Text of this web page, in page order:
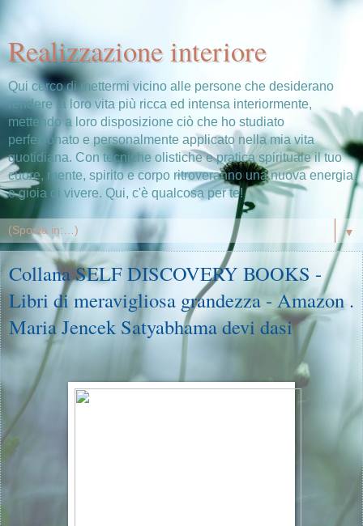
Realizzazione interiore
Qui cerco di mettermi vicino alle persone che desiderano
rendere la loro vita più ricca ed intensa interiormente,
mettendo a loro disposizione ciò che ho studiato
perfezionato e personalmente applicato nella mia vita
quotidiana. Con tecniche olistiche e pratica spirituale il tuo
cuore, mente, spirito e corpo ritroveranno una nuova energia
e gioia di vivere. Qui, c'è qualcosa per te!
▼
Collana SELF DISCOVERY BOOKS -
Libri di meravigliosa grandezza - Amazon .
Maria Jencek Satyabhama devi dasi